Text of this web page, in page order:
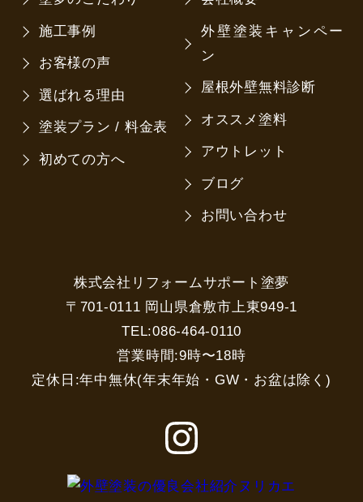
施工事例
お客様の声
選ばれる理由
塗装プラン / 料金表
初めての方へ
外壁塗装キャンペー
ン
屋根外壁無料診断
オススメ塗料
アウトレット
ブログ
お問い合わせ
株式会社リフォームサポート塗夢
〒701-0111 岡山県倉敷市上東949-1
TEL:086-464-0110
営業時間:9時〜18時
定休日:年中無休(年末年始・GW・お盆は除く)